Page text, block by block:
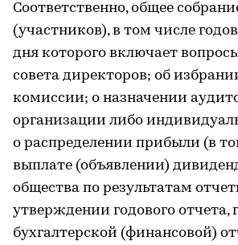
Соответственно, общее
(участников), в том числе
дня которого включает
совета директоров; об
комиссии; о назначении
организации либо
о распределении прибыли (в
выплате (объявлении)
общества по результатам
утверждении годового отчета,
бухгалтерской (финансовой)